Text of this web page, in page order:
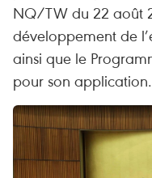
NQ/TW du 22 août
développement de
ainsi que le
pour son application.